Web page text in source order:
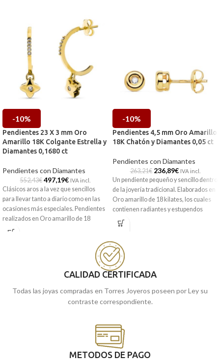
-10%
Pendientes 23 X 3 mm Oro
Amarillo 18K Colgante Estrella y
Diamantes 0,1680 ct
Pendientes con Diamantes
552,43€ 497,19€ IVA incl.
Clásicos aros a la vez que sencillos
para llevar tanto a diario como en las
ocasiones más especiales. Pendientes
realizados en Oro amarillo de 18
kilates, con chatón a modo de estrella
brillante. Acabados en una elegante
terminación brillo junto a cierres de
Málaga y Melilla, o cómpralo online
y te los llevamos a casa.
-10%
Pendientes 4,5 mm Oro Amarillo
18K Chatón y Diamantes 0,05 ct
Pendientes con Diamantes
263,21€ 236,89€ IVA incl.
Un pendiente pequeño y sencillo dentro
de la joyería tradicional. Elaborados en
Oro amarillo de 18 kilates, los cuales
contienen radiantes y estupendos
Diamantes por valor total de 0,05 ct.
Este tipo de pendientes son estupendos
Incluso para llevar en segundos
agujeros.
Recógelo en nuestras tiendas de
llevamos a casa.
CALIDAD CERTIFICADA
Todas las joyas compradas en Torres Joyeros poseen por Ley su
contraste correspondiente.
METODOS DE PAGO